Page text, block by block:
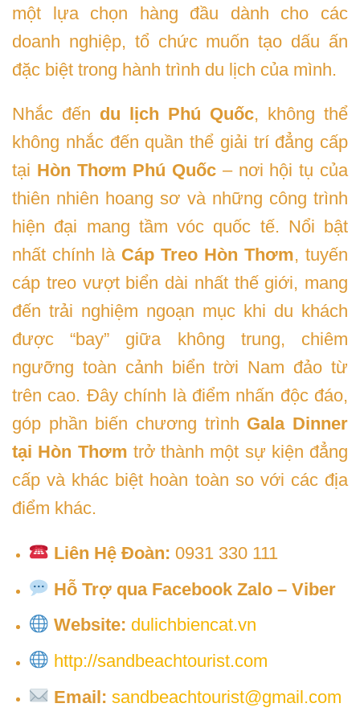
một lựa chọn hàng đầu dành cho các
doanh nghiệp, tổ chức muốn tạo dấu ấn
đặc biệt trong hành trình du lịch của mình.
Nhắc đến du lịch Phú Quốc, không thể
không nhắc đến quần thể giải trí đẳng cấp
tại Hòn Thơm Phú Quốc – nơi hội tụ của
thiên nhiên hoang sơ và những công trình
hiện đại mang tầm vóc quốc tế. Nổi bật
nhất chính là Cáp Treo Hòn Thơm, tuyến
cáp treo vượt biển dài nhất thế giới, mang
đến trải nghiệm ngoạn mục khi du khách
được “bay” giữa không trung, chiêm
ngưỡng toàn cảnh biển trời Nam đảo từ
trên cao. Đây chính là điểm nhấn độc đáo,
góp phần biến chương trình Gala Dinner
tại Hòn Thơm trở thành một sự kiện đẳng
cấp và khác biệt hoàn toàn so với các địa
điểm khác.
Liên Hệ Đoàn: 0931 330 111
Hỗ Trợ qua Facebook Zalo – Viber
Website: dulichbiencat.vn
http://sandbeachtourist.com
Email: sandbeachtourist@gmail.com